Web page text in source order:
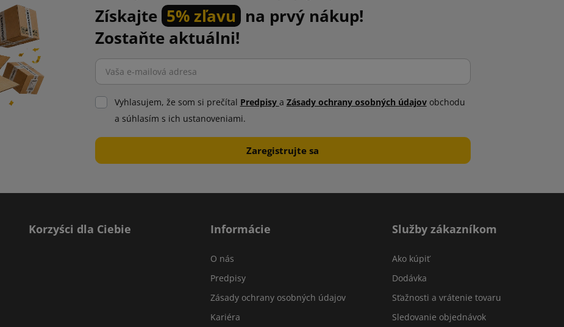
Získajte 5% zľavu na prvý nákup!
Zostaňte aktuálni!
Vyhlasujem, že som si prečítal Predpisy a Zásady ochrany osobných údajovobchodu
a súhlasím s ich ustanoveniami.
Korzyści dla Ciebie Informácie
O nás
Predpisy
Zásady ochrany osobných údajov
Kariéra
Služby zákazníkom
Ako kúpiť
Dodávka
Sťažnosti a vrátenie tovaru
Sledovanie objednávok